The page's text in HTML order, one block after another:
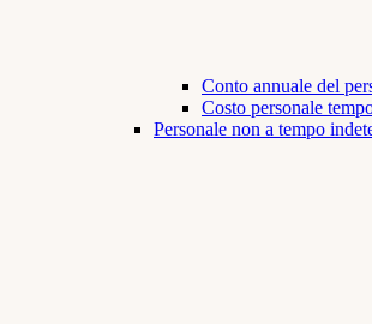
Conto annuale del
Costo personale
Personale non a tempo